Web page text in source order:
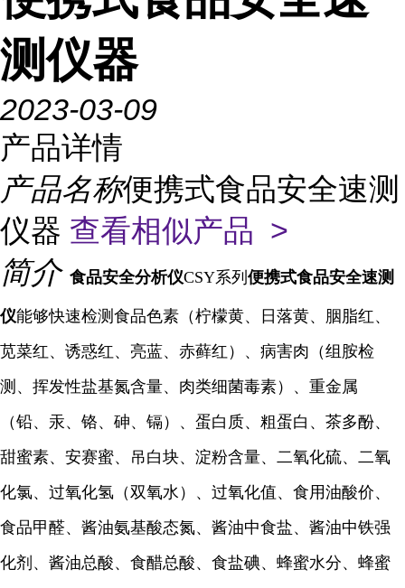
测仪器
2023-03-09
产品详情
产品名称便携式食品安全速测
仪器 查看相似产品 >
简介 食品安全分析仪CSY系列 便携式食品安全速测
仪能够快速检测食品色素（柠檬黄、日落黄、胭脂红、
苋菜红、诱惑红、亮蓝、赤藓红）、病害肉（组胺检
测、挥发性盐基氮含量、肉类细菌毒素）、重金属
（铅、汞、铬、砷、镉）、蛋白质、粗蛋白、茶多酚、
甜蜜素、安赛蜜、吊白块、淀粉含量、二氧化硫、二氧
化氯、过氧化氢（双氧水）、过氧化值、食用油酸价、
食品甲醛、酱油氨基酸态氮、酱油中食盐、酱油中铁强
化剂、酱油总酸、食醋总酸、食盐碘、蜂蜜水分、蜂蜜